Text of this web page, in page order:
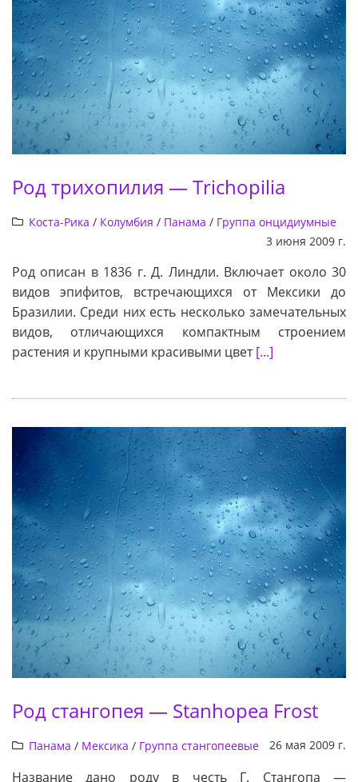
Род трихопилия — Trichopilia
Коста-Рика / Колумбия / Панама / Группа онцидиумные
3 июня 2009 г.
Род описан в 1836 г. Д. Линдли. Включает около 30
видов эпифитов, встречающихся от Мексики до
Бразилии. Среди них есть несколько замечательных
видов, отличающихся компактным строением
растения и крупными красивыми цвет[...]
Род стангопея — Stanhopea Frost
Панама / Мексика / Группа стангопеевые 26 мая 2009 г.
Название дано роду в честь Г. Стангопа —